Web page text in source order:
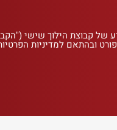
של קבוצת הילוך שישי
ובהתאם למדיניות